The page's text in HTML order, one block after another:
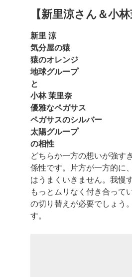
【新里涼さん＆小
新里 涼
気分屋の猿
猿のオレンジ
地球グループ
と
小林 茉里奈
優雅なペガサス
ペガサスのシルバー
太陽グループ
の相性
どちらか一方の想いが強す
係性です。片方が一方的に
はうまくいきません。我慢
もっとムリなく付き合って
の切り替えが必要でしょう
す。